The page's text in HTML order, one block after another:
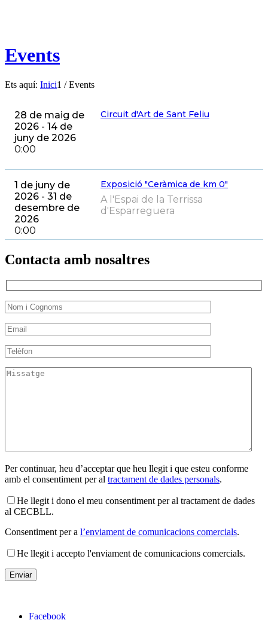
Events
Ets aquí: Inici1 / Events
Circuit d'Art de Sant Feliu
28 de maig de
2026 - 14 de
juny de 2026
0:00
Exposició "Ceràmica de km 0"
1 de juny de
2026 - 31 de
desembre de
2026
0:00
A l'Espai de la Terrissa
d'Esparreguera
Contacta amb nosaltres
Per continuar, heu d’acceptar que heu llegit i que esteu conforme
amb el consentiment per al tractament de dades personals.
He llegit i dono el meu consentiment per al tractament de dades
al CECBLL.
Consentiment per a l’enviament de comunicacions comercials.
He llegit i accepto l'enviament de comunicacions comercials.
Facebook